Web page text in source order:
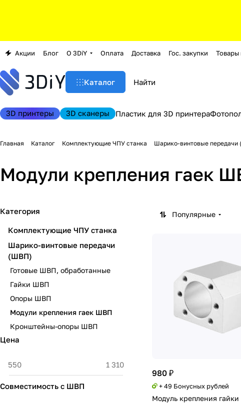
Акции Блог О 3DiY Оплата Доставка Гос. закупки Товары
Каталог
3D принтеры 3D сканеры Пластик для 3D принтера
Главная Каталог Комплектующие ЧПУ станка Шарико-винтовые
Модули крепления гаек
Популярные
980 ₽
+ 49 Бонусных рублей
Модуль крепления
Категория
Комплектующие ЧПУ станка
Шарико-винтовые передачи
(ШВП)
Готовые ШВП, обработанные
Гайки ШВП
Опоры ШВП
Модули крепления гаек ШВП
Кронштейны-опоры ШВП
Цена
Совместимость с ШВП